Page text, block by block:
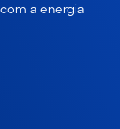
a energia